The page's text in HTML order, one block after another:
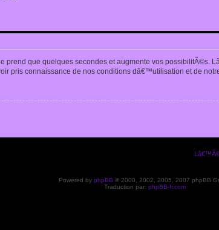
prend que quelques secondes et augmente vos
pris connaissance de nos conditions dâ€™utilisation et de
Powered by phpBB © 2000, 2002, 2005, 2007 phpBB
Traduction par: phpBB-fr.com